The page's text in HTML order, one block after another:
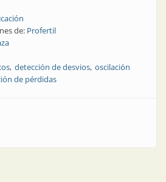
de: Profertil
detección de desvios oscilación
de pérdidas
de datos como patrones metrológicos